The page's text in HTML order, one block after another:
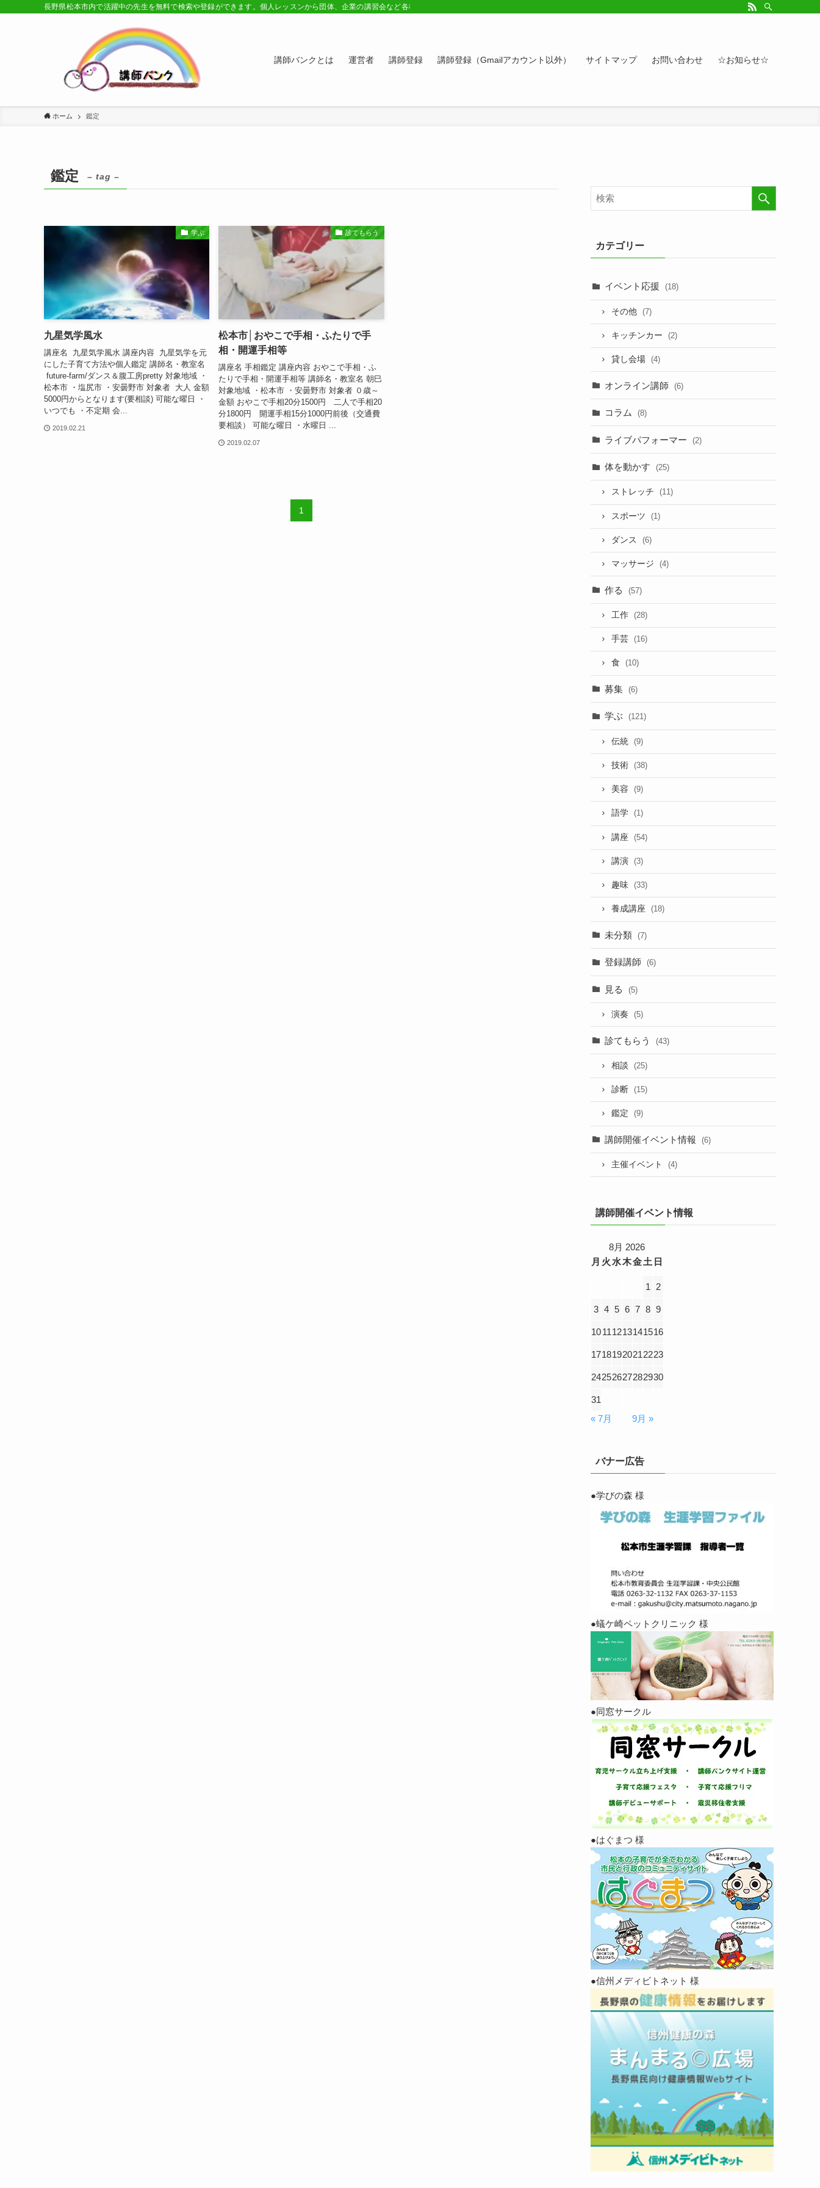
長野県松本市内で活躍中の先生を無料で検索や登録ができます。個人レッスンから団体、企業の講習会など各種講師の紹介ページ。学びたい方、スキルアップしたい方、お悩み相談など。カレンダーへのイベント情報や講座登録もど
講師バンクとは 運営者 講師登録 講師登録（Gmailアカウント以外） サイトマップ お問い合わせ ☆お知らせ☆
ホーム 鑑定
鑑定 – tag –
学ぶ
九星気学風水
講座名 九星気学風水 講座内容 九星気学を元
にした子育て方法や個人鑑定 講師名・教室名
future-farm/ダンス＆腹工房pretty 対象地域 ・
松本市 ・塩尻市 ・安曇野市 対象者 大人 金額
5000円からとなります(要相談) 可能な曜日 ・
いつでも ・不定期 会...
2019.02.21
診てもらう
松本市│おやこで手相・ふたりで手
相・開運手相等
講座名 手相鑑定 講座内容 おやこで手相・ふ
たりで手相・開運手相等 講師名・教室名 朝巳
対象地域 ・松本市 ・安曇野市 対象者 ０歳～
金額 おやこで手相20分1500円 二人で手相20
分1800円 開運手相15分1000円前後（交通費
要相談） 可能な曜日 ・水曜日 ...
2019.02.07
1
カテゴリー
イベント応援 (18)
その他 (7)
キッチンカー (2)
貸し会場 (4)
オンライン講師 (6)
コラム (8)
ライブパフォーマー (2)
体を動かす (25)
ストレッチ (11)
スポーツ (1)
ダンス (6)
マッサージ (4)
作る (57)
工作 (28)
手芸 (16)
食 (10)
募集 (6)
学ぶ (121)
伝統 (9)
技術 (38)
美容 (9)
語学 (1)
講座 (54)
講演 (3)
趣味 (33)
養成講座 (18)
未分類 (7)
登録講師 (6)
見る (5)
演奏 (5)
診てもらう (43)
相談 (25)
診断 (15)
鑑定 (9)
講師開催イベント情報 (6)
主催イベント (4)
講師開催イベント情報
8月 2026
月 火 水木金土 日
1 2
3 4 5 6 7 8 9
10111213141516
17181920212223
24252627282930
31
« 7月
9月 »
バナー広告
●学びの森 様
●蟻ケ崎ペットクリニック 様
●同窓サークル
●はぐまつ 様
●信州メディビトネット 様